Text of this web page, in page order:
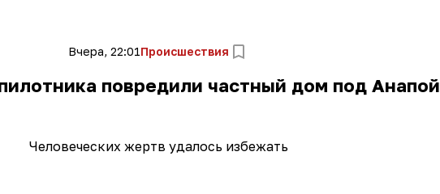
Вчера, 22:01Происшествия
повредили частный дом под Анапой
Человеческих жертв удалось избежать